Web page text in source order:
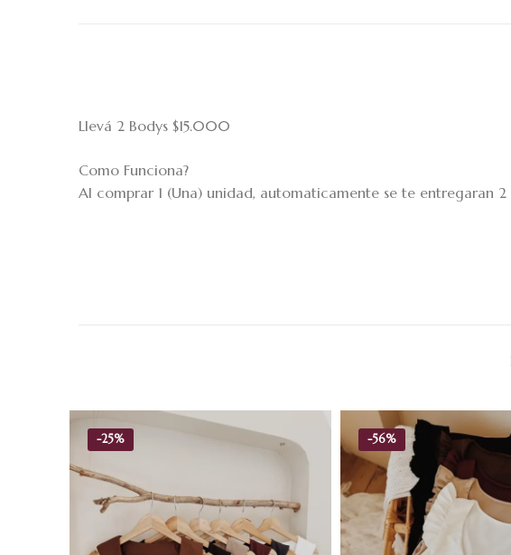
Llevá 2 Bodys $15.000
Como Funciona?
Al comprar 1 (Una) unidad, automaticamente se te entregaran
-25% -56%